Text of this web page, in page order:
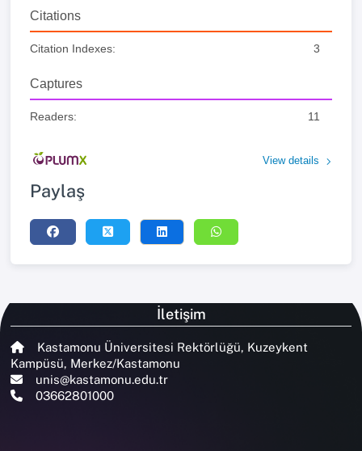
Citations
Citation Indexes: 3
Captures
Readers: 11
View details
Paylaş
İletişim
Kastamonu Üniversitesi Rektörlüğü, Kuzeykent
Kampüsü, Merkez/Kastamonu
unis@kastamonu.edu.tr
03662801000